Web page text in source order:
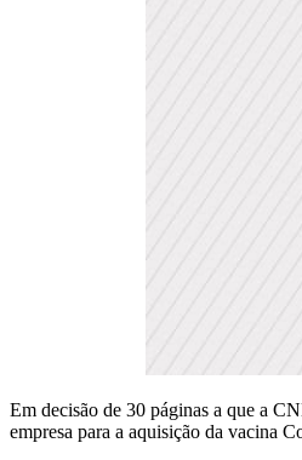
Em decisão de 30 páginas a que a
empresa para a aquisição da vacina